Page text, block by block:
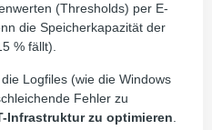
(Thresholds) per E-
die Speicherkapazität der
% fällt).
Logfiles (wie die Windows
Fehler zu
Infrastruktur zu optimieren